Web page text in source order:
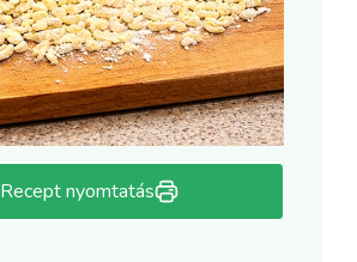
Recept nyomtatás